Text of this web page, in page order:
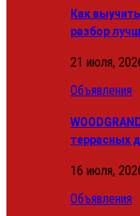
Как
разбор
21 июля,
Объявления
террасных
16 июля,
Объявления